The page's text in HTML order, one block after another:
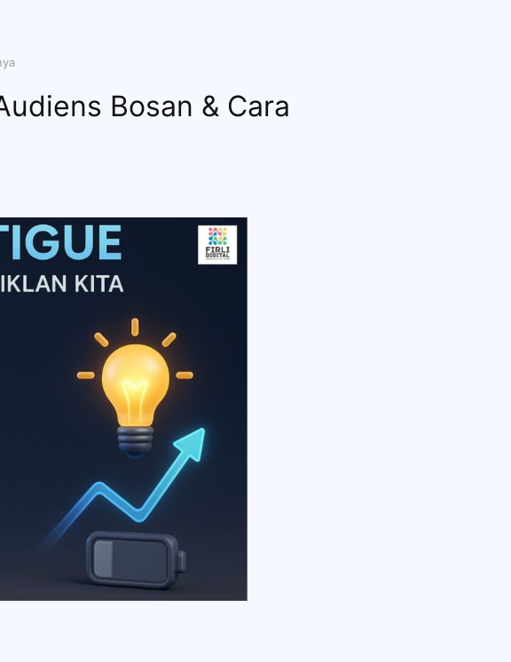
Bosan & Cara